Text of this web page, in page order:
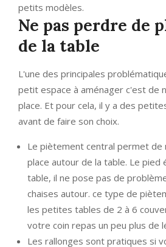
petits modèles.
Ne pas perdre de
de la table
L'une des principales
petit espace à aménager c'est de
place. Et pour cela, il y a des
avant de faire son choix.
Le piètement central permet de
place autour de la table. Le pied
table, il ne pose pas de
chaises autour. ce type de
les petites tables de 2 à 6
votre coin repas un peu plus de
Les rallonges sont pratiques si